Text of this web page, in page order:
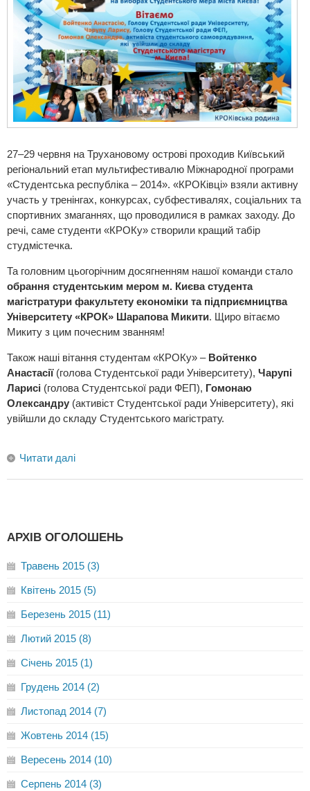
27–29 червня на Трухановому острові проходив Київський
регіональний етап мультифестивалю Міжнародної програми
«Студентська республіка – 2014». «КРОКівці» взяли активну
участь у тренінгах, конкурсах, субфестивалях, соціальних та
спортивних змаганнях, що проводилися в рамках заходу. До
речі, саме студенти «КРОКу» створили кращий табір
студмістечка.
Та головним цьогорічним досягненням нашої команди стало
обрання студентським мером м. Києва студента
магістратури факультету економіки та підприємництва
Університету «КРОК» Шарапова Микити. Щиро вітаємо
Микиту з цим почесним званням!
Також наші вітання студентам «КРОКу» – Войтенко
Анастасії(голова Студентської ради Університету), Чарупі
Ларисі (голова Студентської ради ФЕП), Гомонаю
Олександру (активіст Студентської ради Університету), які
увійшли до складу Студентського магістрату.
Читати далі
АРХІВ ОГОЛОШЕНЬ
Травень 2015 (3)
Квітень 2015 (5)
Березень 2015 (11)
Лютий 2015 (8)
Січень 2015 (1)
Грудень 2014 (2)
Листопад 2014 (7)
Жовтень 2014 (15)
Вересень 2014 (10)
Серпень 2014 (3)